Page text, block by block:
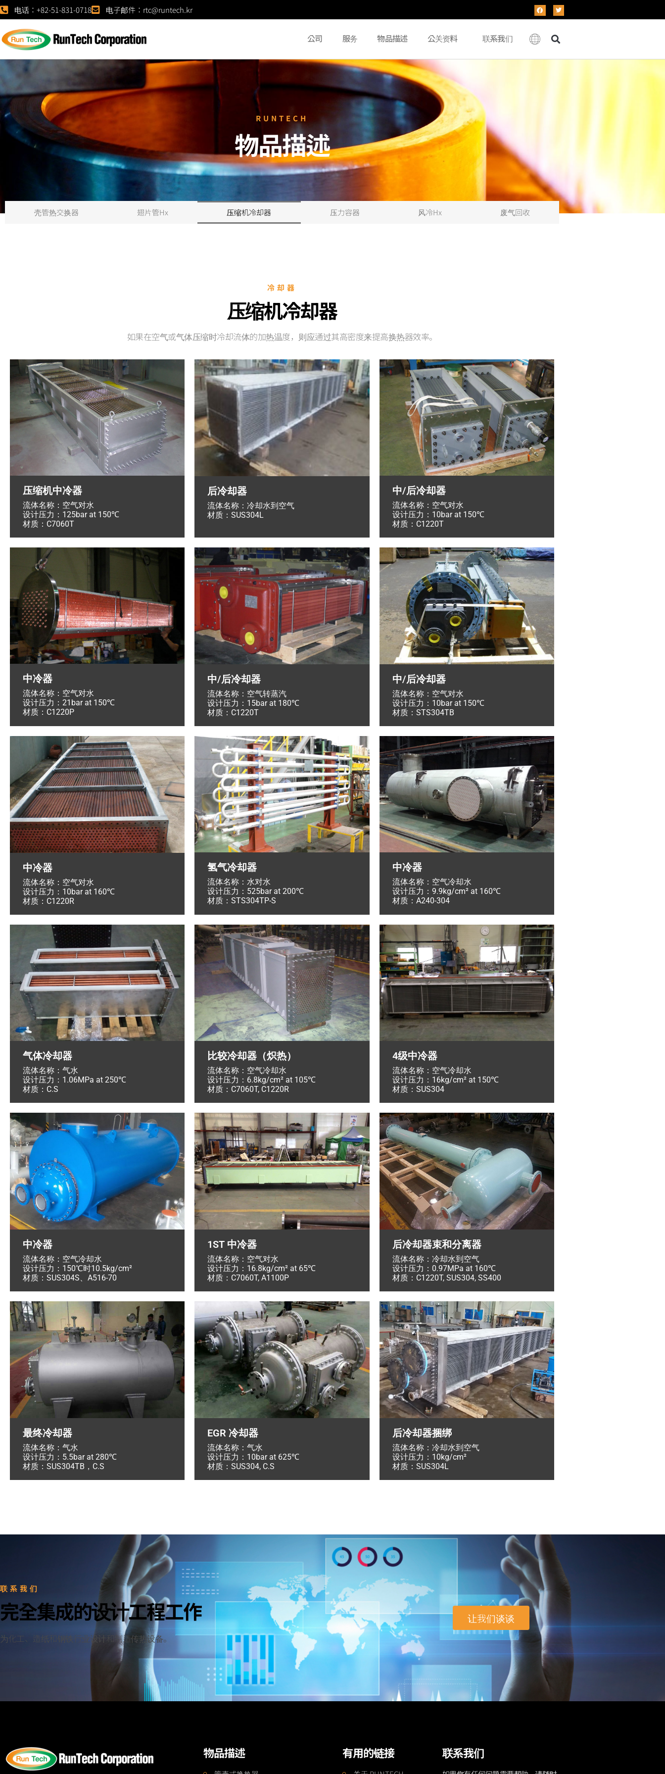
电话：+82-51-831-0718 电子邮件：rtc@runtech.kr
公司 服务 物品描述 公关资料 联系我们
RUNTECH
物品描述
壳管热交换器 翅片管Hx 压缩机冷却器 压力容器 风冷Hx 废气回收
冷却器
压缩机冷却器
如果在空气或气体压缩时冷却流体的加热温度，则应通过其高密度来提高换热器效率。
压缩机中冷器
流体名称：空气对水
设计压力：125bar at 150℃
材质：C7060T
后冷却器
流体名称：冷却水到空气
材质：SUS304L
中/后冷却器
流体名称：空气对水
设计压力：10bar at 150℃
材质：C1220T
中冷器
流体名称：空气对水
设计压力：21bar at 150℃
材质：C1220P
中/后冷却器
流体名称：空气转蒸汽
设计压力：15bar at 180℃
材质：C1220T
中/后冷却器
流体名称：空气对水
设计压力：10bar at 150℃
材质：STS304TB
中冷器
流体名称：空气对水
设计压力：10bar at 160℃
材质：C1220R
氢气冷却器
流体名称：水对水
设计压力：525bar at 200℃
材质：STS304TP-S
中冷器
流体名称：空气冷却水
设计压力：9.9kg/cm² at 160℃
材质：A240-304
气体冷却器
流体名称：气水
设计压力：1.06MPa at 250℃
材质：C.S
比较冷却器（炽热）
流体名称：空气冷却水
设计压力：6.8kg/cm² at 105℃
材质：C7060T, C1220R
4级中冷器
流体名称：空气冷却水
设计压力：16kg/cm² at 150℃
材质：SUS304
中冷器
流体名称：空气冷却水
设计压力：150℃时10.5kg/cm²
材质：SUS304S、A516-70
1ST 中冷器
流体名称：空气对水
设计压力：16.8kg/cm² at 65℃
材质：C7060T, A1100P
后冷却器束和分离器
流体名称：冷却水到空气
设计压力：0.97MPa at 160℃
材质：C1220T, SUS304, SS400
最终冷却器
流体名称：气水
设计压力：5.5bar at 280℃
材质：SUS304TB，C.S
EGR 冷却器
流体名称：气水
设计压力：10bar at 625℃
材质：SUS304, C.S
后冷却器捆绑
流体名称：冷却水到空气
设计压力：10kg/cm²
材质：SUS304L
联系我们
完全集成的设计工程工作
为化工、造纸和钢铁行业设计和制造传热设备。
让我们谈谈
物品描述 有用的链接 联系我们